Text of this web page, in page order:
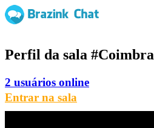
Perfil da sala #Coimbra
2 usuários online
Entrar na sala